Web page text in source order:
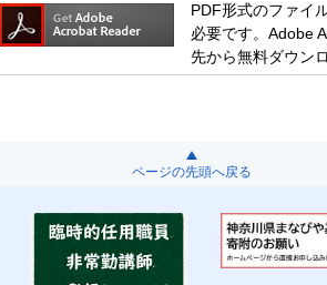
PDF形式のファイ
必要です。Adobe
先から無料ダウン
ページの先頭へ戻る